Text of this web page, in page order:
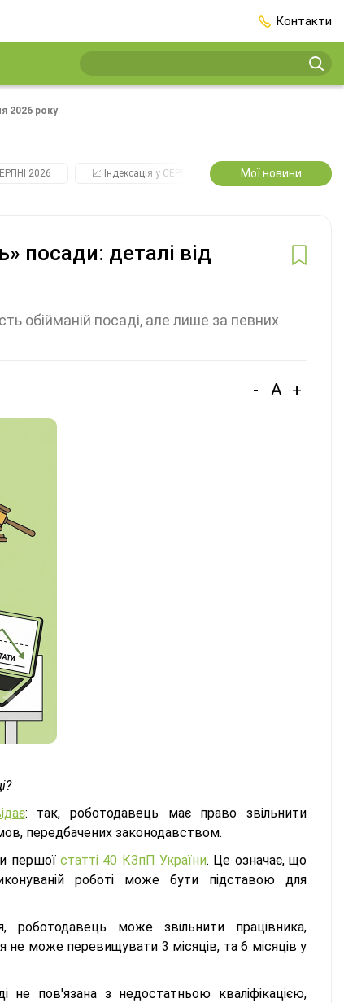
Контакти
2026 року
2026 📈 Індексація у СЕРПНІ 2️⃣0️⃣2️⃣7️⃣ Усі ключові
Мої новини
посади: деталі від
обійманій посаді, але лише за певних
- A +
: так, роботодавець має право звільнити
передбачених законодавством.
першої статті 40 КЗпП України. Це означає, що
роботі може бути підставою для
роботодавець може звільнити працівника,
може перевищувати 3 місяців, та 6 місяців у
не пов'язана з недостатньою кваліфікацією,